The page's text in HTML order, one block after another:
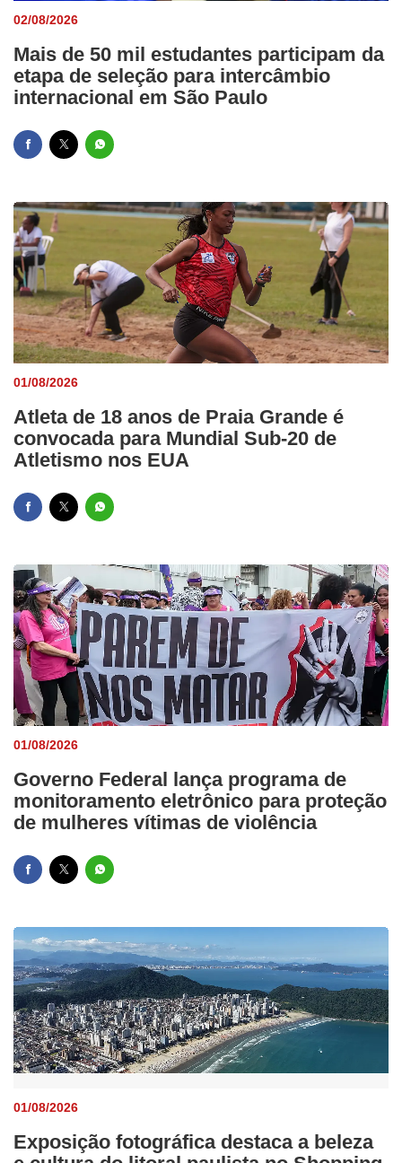
02/08/2026
Mais de 50 mil estudantes participam da
etapa de seleção para intercâmbio
internacional em São Paulo
01/08/2026
Atleta de 18 anos de Praia Grande é
convocada para Mundial Sub-20 de
Atletismo nos EUA
01/08/2026
Governo Federal lança programa de
monitoramento eletrônico para proteção
de mulheres vítimas de violência
01/08/2026
Exposição fotográfica destaca a beleza